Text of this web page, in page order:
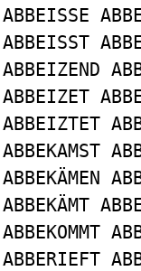
ABBEISSE
ABBEISST
ABBEIZEND
ABBEIZET
ABBEIZTET
ABBEKAMST
ABBEKÄMEN
ABBEKÄMT
ABBEKOMMT
ABBERIEFT